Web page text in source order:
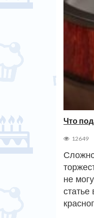
Что
12649
не